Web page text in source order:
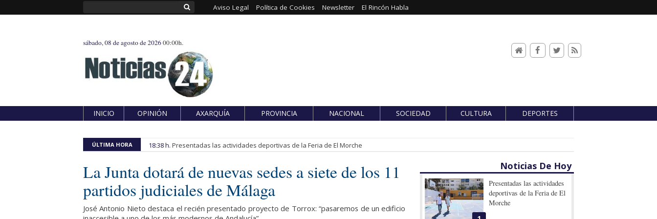
Aviso Legal Política de Cookies Newsletter El Rincón Habla
sábado, 08 de agosto de 202600:00h.
INICIO OPINIÓN AXARQUÍA PROVINCIA NACIONAL SOCIEDAD CULTURA DEPORTES
ÚLTIMA HORA 18:38 h. Presentadas las actividades deportivas de la Feria de El Morche
La Junta dotará de nuevas sedes a siete de los 11
partidos judiciales de Málaga
José Antonio Nieto destaca el recién presentado proyecto de Torrox: “pasaremos de un edificio
Noticias De Hoy
Presentadas las actividades
deportivas de la Feria de El
Morche